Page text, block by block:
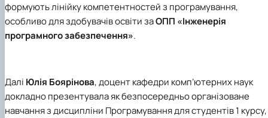
формують лінійку компетентностей з програмування,
особливо для здобувачів освіти заОПП «Інженерія
програмного забезпечення».
Далі Юлія Боярінова, доцент кафедри комп’ютерних наук
докладно презентувала як безпосередньо організоване
навчання з дисципліни Програмування для студентів 1 курсу,